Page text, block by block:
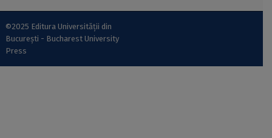
©2025 Editura Universității din
București - Bucharest University
Press